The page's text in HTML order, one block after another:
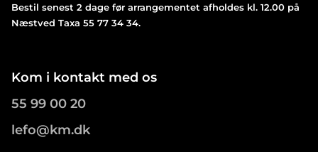
Bestil senest 2 dage før arrangementet afholdes kl. 12.00 på
Næstved Taxa 55 77 34 34.
Kom i kontakt med os
55 99 00 20
lefo@km.dk